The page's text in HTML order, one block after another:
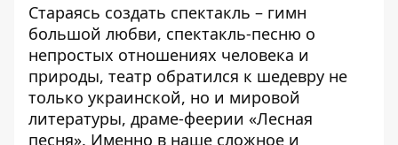
Стараясь создать спектакль – гимн
большой любви, спектакль-песню о
непростых отношениях человека и
природы, театр обратился к шедевру не
только украинской, но и мировой
литературы, драме-феерии «Лесная
песня». Именно в наше сложное и